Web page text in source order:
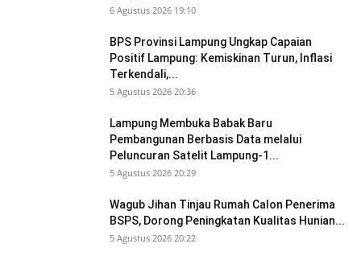
6 Agustus 2026 19:10
BPS Provinsi Lampung Ungkap Capaian
Positif Lampung: Kemiskinan Turun, Inflasi
Terkendali,...
5 Agustus 2026 20:36
Lampung Membuka Babak Baru
Pembangunan Berbasis Data melalui
Peluncuran Satelit Lampung-1...
5 Agustus 2026 20:29
Wagub Jihan Tinjau Rumah Calon Penerima
BSPS, Dorong Peningkatan Kualitas Hunian...
5 Agustus 2026 20:22